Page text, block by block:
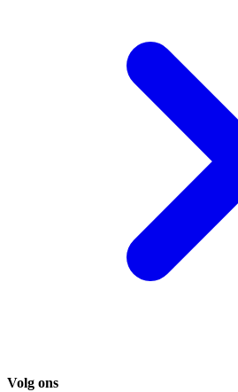
Volg ons